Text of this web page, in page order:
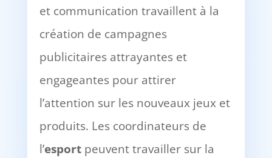
et communication travaillent à la
création de campagnes
publicitaires attrayantes et
engageantes pour attirer
l’attention sur les nouveaux jeux et
produits. Les coordinateurs de
l’esportpeuvent travailler sur la